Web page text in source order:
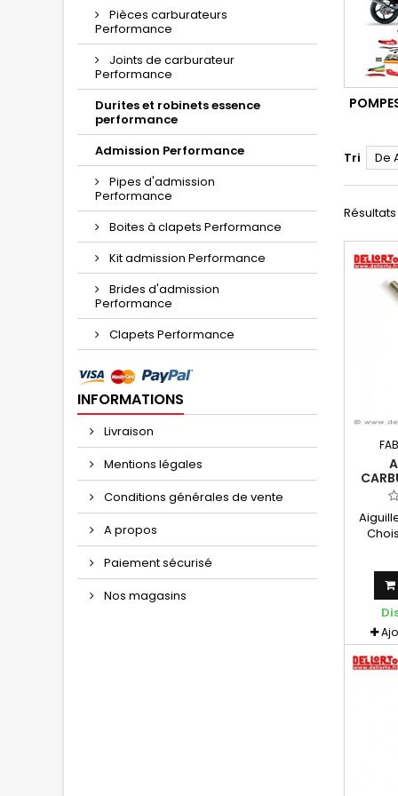
Pièces carburateurs
Performance
Joints de carburateur
Performance
Durites et robinets essence
performance
Admission Performance
Pipes d'admission
Performance
Boites à clapets Performance
Kit admission Performance
Brides d'admission
Performance
Clapets Performance
INFORMATIONS
Livraison
Mentions légales
Conditions générales de vente
A propos
Paiement sécurisé
Nos magasins
Tri De
Résultats